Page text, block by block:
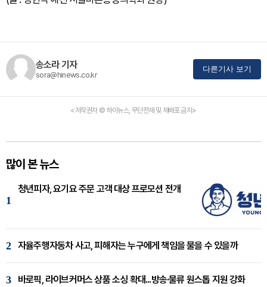
송소라 기자
sora@hinews.co.kr
다른기사 보기
<저작권자 © 하이뉴스, 무단전재 및 재배포 금지>
많이 본 뉴스
1
청년피자, 요기요 주문 고객 대상 프로모션 전개
2 자율주행자동차 사고, 피해자는 누구에게 책임을 물을 수 있을까
3 바로픽, 라이브커머스 상품 소싱 확대...방송·물류 원스톱 지원 강화